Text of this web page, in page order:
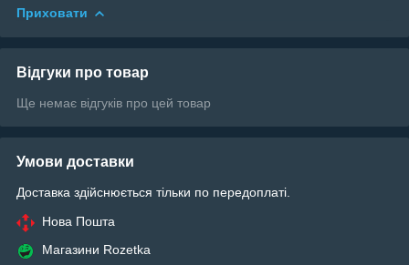
Приховати
Відгуки про товар
Ще немає відгуків про цей товар
Умови доставки
Доставка здійснюється тільки по передоплаті.
Нова Пошта
Магазини Rozetka